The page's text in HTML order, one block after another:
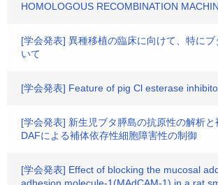
HOMOLOGOUS RECOMBINATION
[学会発表] 異種移植の臨床に向けて、特に
いて
[学会発表] Feature of pig Cl esterase
[学会発表] 新生児ブタ膵島の抗原性の解析
DAFによる補体依存性細胞障害性の制御
[学会発表] Effect of blocking the mucosal